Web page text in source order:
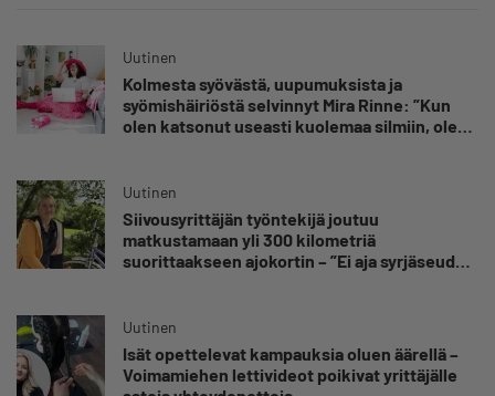
Uutinen
Kolmesta syövästä, uupumuksista ja
syömishäiriöstä selvinnyt Mira Rinne: ”Kun
olen katsonut useasti kuolemaa silmiin, olen
Uutinen
Siivousyrittäjän työntekijä joutuu
matkustamaan yli 300 kilometriä
suorittaakseen ajokortin – ”Ei aja syrjäseudun
Uutinen
Isät opettelevat kampauksia oluen äärellä –
Voimamiehen lettivideot poikivat yrittäjälle